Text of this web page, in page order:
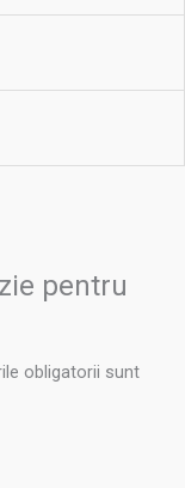
pentru
obligatorii sunt